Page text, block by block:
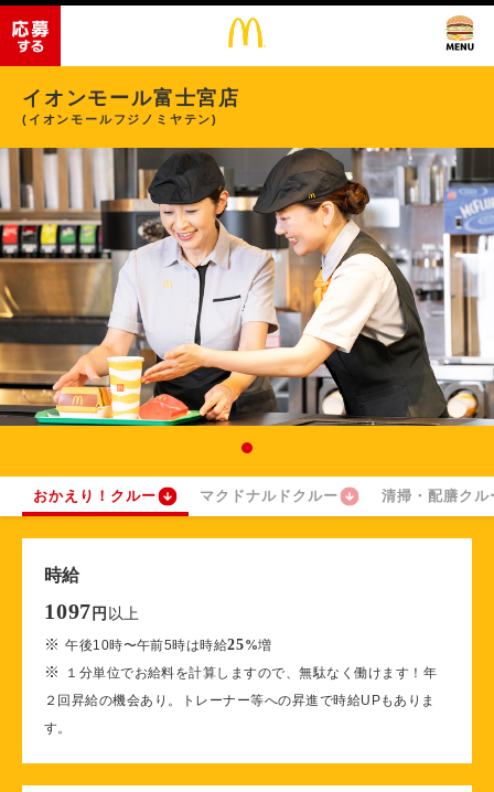
イオンモール富士宮店
(イオンモールフジノミヤテン)
おかえり！クルー マクドナルドクルー 清掃・配膳クル
時給
1097 円 以上
※午後10時〜午前5時は時給25%増
※
１分単位でお給料を計算しますので、無駄なく働けます！年
２回昇給の機会あり。トレーナー等への昇進で時給UPもありま
す。